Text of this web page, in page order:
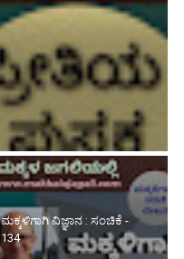
ಮಕ್ಕಳಿಗಾಗಿ ವಿಜ್ಞಾನ : ಸಂಚಿಕೆ -
134